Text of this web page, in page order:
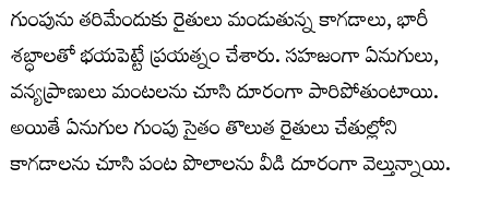
గుంపును తరిమేందుకు రైతులు మండుతున్న కాగడాలు, భారీ
శబ్ధాలతో భయపెట్టే ప్రయత్నం చేశారు. సహజంగా ఏనుగులు,
వన్యప్రాణులు మంటలను చూసి దూరంగా పారిపోతుంటాయి.
అయితే ఏనుగుల గుంపు సైతం తొలుత రైతులు చేతుల్లోని
కాగడాలను చూసి పంట పొలాలను వీడి దూరంగా వెల్తున్నాయి.